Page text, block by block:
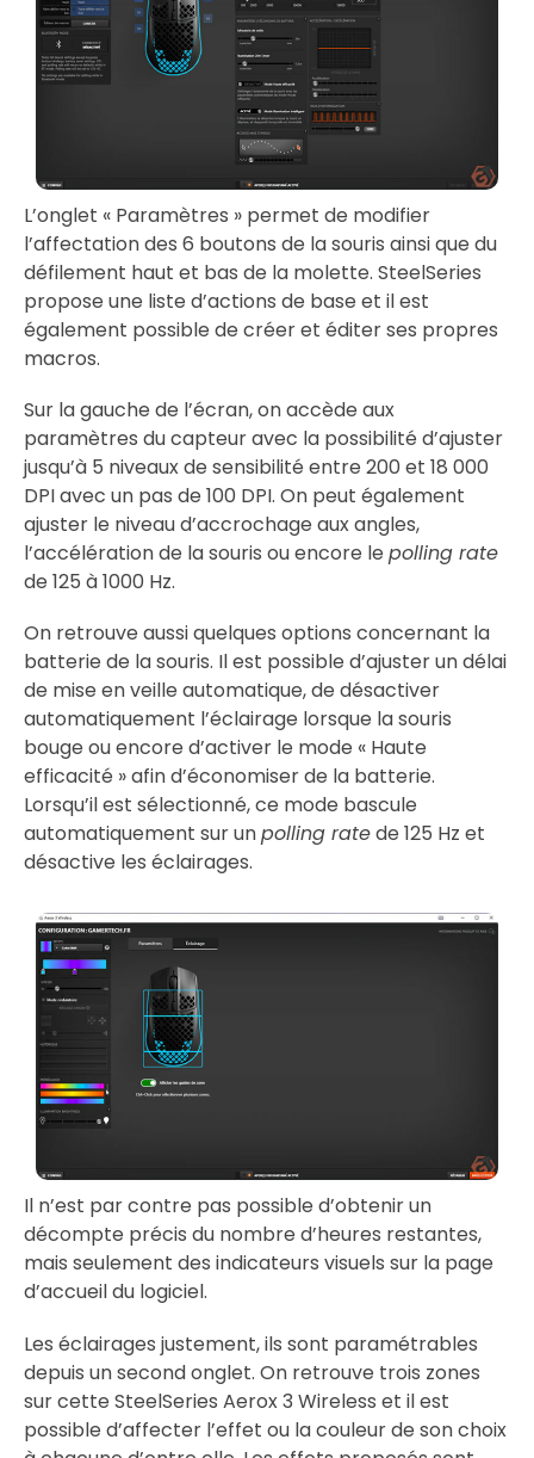
L’onglet « Paramètres » permet de modifier
l’affectation des 6 boutons de la souris ainsi que du
défilement haut et bas de la molette. SteelSeries
propose une liste d’actions de base et il est
également possible de créer et éditer ses propres
macros.
Sur la gauche de l’écran, on accède aux
paramètres du capteur avec la possibilité d’ajuster
jusqu’à 5 niveaux de sensibilité entre 200 et 18 000
DPI avec un pas de 100 DPI. On peut également
ajuster le niveau d’accrochage aux angles,
l’accélération de la souris ou encore le polling rate
de 125 à 1000 Hz.
On retrouve aussi quelques options concernant la
batterie de la souris. Il est possible d’ajuster un délai
de mise en veille automatique, de désactiver
automatiquement l’éclairage lorsque la souris
bouge ou encore d’activer le mode « Haute
efficacité » afin d’économiser de la batterie.
Lorsqu’il est sélectionné, ce mode bascule
automatiquement sur unpolling ratede 125 Hz et
désactive les éclairages.
Il n’est par contre pas possible d’obtenir un
décompte précis du nombre d’heures restantes,
mais seulement des indicateurs visuels sur la page
d’accueil du logiciel.
Les éclairages justement, ils sont paramétrables
depuis un second onglet. On retrouve trois zones
sur cette SteelSeries Aerox 3 Wireless et il est
possible d’affecter l’effet ou la couleur de son choix